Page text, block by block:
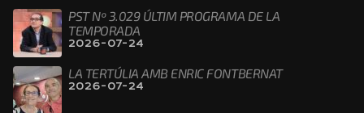
PST Nº 3.029 ÚLTIM PROGRAMA DE LA
TEMPORADA
2026-07-24
LA TERTÚLIA AMB ENRIC FONTBERNAT
2026-07-24